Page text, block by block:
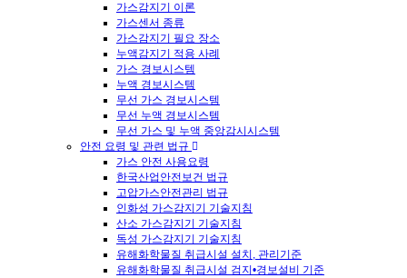
가스감지기 이론
가스센서 종류
가스감지기 필요 장소
누액감지기 적용 사례
가스 경보시스템
누액 경보시스템
무선 가스 경보시스템
무선 누액 경보시스템
무선 가스 및 누액 중앙감시시스템
안전 요령 및 관련 법규
가스 안전 사용요령
한국산업안전보건 법규
고압가스안전관리 법규
인화성 가스감지기 기술지침
산소 가스감지기 기술지침
독성 가스감지기 기술지침
유해화학물질 취급시설 설치, 관리기준
유해화학물질 취급시설 검지•경보설비 기준